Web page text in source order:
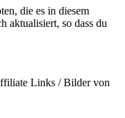
die es in diesem
aktualisiert, so dass du
Links / Bilder von